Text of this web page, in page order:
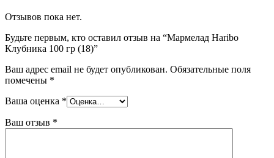
Отзывов пока нет.
Будьте первым, кто оставил отзыв на “Мармелад Haribo
Клубника 100 гр (18)”
Ваш адрес email не будет опубликован. Обязательные поля
помечены *
Ваша оценка *
Ваш отзыв *